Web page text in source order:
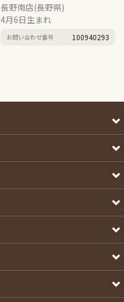
長野南店(長野県)
4月6日生まれ
お問い合わせ番号 100940293